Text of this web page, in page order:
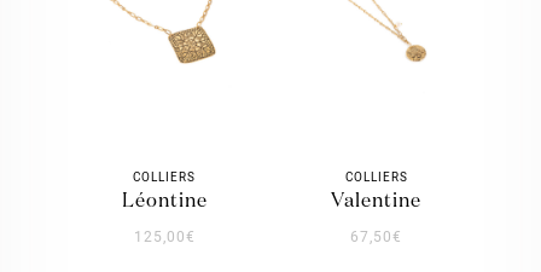
COLLIERS
léontine
125,00€
COLLIERS
valentine
67,50€